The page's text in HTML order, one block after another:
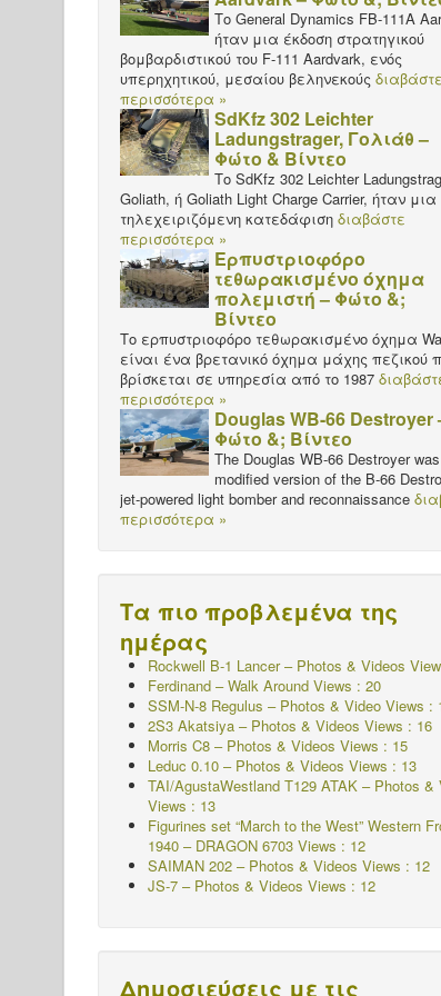
Το General Dynamics FB-111A
ήταν μια έκδοση στρατηγικού
βομβαρδιστικού του F-111 Aardvark, ενός
υπερηχητικού, μεσαίου βεληνεκούς διαβάστε
περισσότερα »
SdKfz 302 Leichter
Ladungstrager, Γολιάθ –
Φώτο & Βίντεο
Το SdKfz 302 Leichter
Goliath, ή Goliath Light Charge Carrier, ήταν μια
τηλεχειριζόμενη κατεδάφιση διαβάστε
περισσότερα »
Ερπυστριοφόρο
τεθωρακισμένο όχημα
πολεμιστή – Φώτο &;
Βίντεο
Το ερπυστριοφόρο τεθωρακισμένο όχημα
είναι ένα βρετανικό όχημα μάχης πεζικού
βρίσκεται σε υπηρεσία από το 1987
περισσότερα »
Douglas WB-66 Destroyer
Φώτο &; Βίντεο
The Douglas WB-66 Destroyer
modified version of the B-66
jet-powered light bomber and reconnaissance
περισσότερα »
Τα πιο προβλεμένα της
ημέρας
Rockwell B-1 Lancer – Photos & Videos
Ferdinand – Walk Around Views : 20
SSM-N-8 Regulus – Photos & Video Views :
2S3 Akatsiya – Photos & Videos Views : 16
Morris C8 – Photos & Videos Views : 15
Leduc 0.10 – Photos & Videos Views : 13
TAI/AgustaWestland T129 ATAK – Photos &
Views : 13
Figurines set “March to the West” Western
1940 – DRAGON 6703 Views : 12
SAIMAN 202 – Photos & Videos Views : 12
JS-7 – Photos & Videos Views : 12
Δημοσιεύσεις με τις